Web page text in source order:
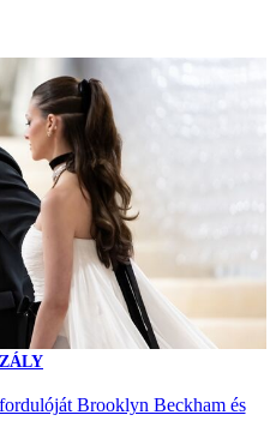
Brooklyn Beckham és